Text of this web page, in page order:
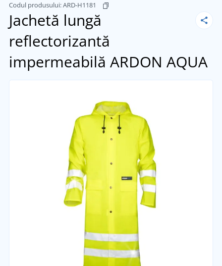
Codul produsului:ARD-H1181
Jachetă lungă
reflectorizantă
impermeabilă ARDON AQUA